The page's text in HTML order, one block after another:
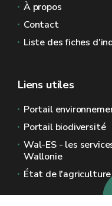
À propos
Contact
Liste des fiches
Liens utiles
Portail
Portail biodiversité
Wal-ES - les
Wallonie
État de